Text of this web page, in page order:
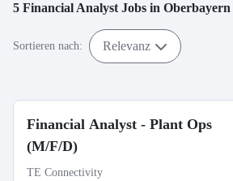
5 Financial Analyst Jobs in Oberbayern
Sortieren nach: Relevanz
Financial Analyst - Plant Ops
(M/F/D)
TE Connectivity